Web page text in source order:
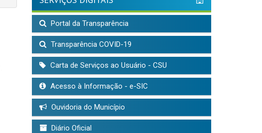
Portal da Transparência
Transparência COVID-19
Carta de Serviços ao Usuário - CSU
Acesso à Informação - e-SIC
Ouvidoria do Município
Diário Oficial